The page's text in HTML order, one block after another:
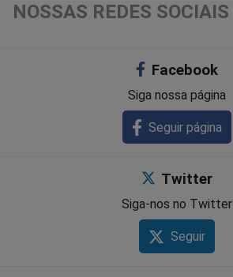
NOSSAS REDES SOCIAIS
Facebook
Siga nossa página
Seguir página
Twitter
Siga-nos no Twitter
Seguir